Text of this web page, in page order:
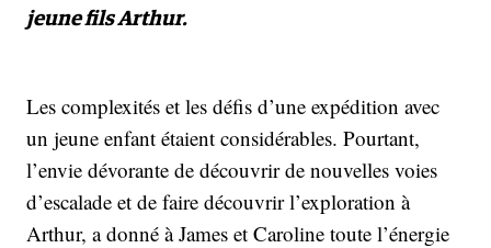
jeune fils Arthur.
Les complexités et les défis d’une expédition avec
un jeune enfant étaient considérables. Pourtant,
l’envie dévorante de découvrir de nouvelles voies
d’escalade et de faire découvrir l’exploration à
Arthur, a donné à James et Caroline toute l’énergie